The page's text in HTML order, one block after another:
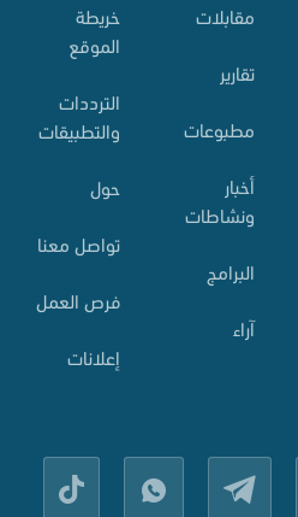
مقابلات
تقارير
مطبوعات
أخبار
ونشاطات
البرامج
آراء
خريطة
الموقع
الترددات
والتطبيقات
حول
تواصل معنا
فرص العمل
إعلانات